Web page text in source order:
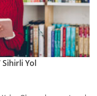
Sihirli Yol